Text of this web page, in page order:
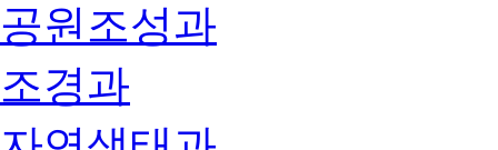
공원조성과
조경과